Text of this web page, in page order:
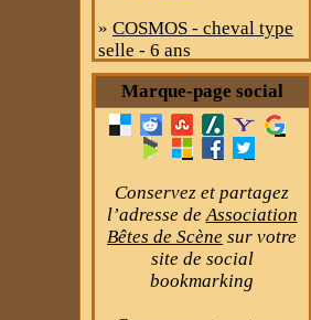
selle - 6 ans
Mar 3 Avr 2018 - 21:04
parlavande
»HAROLD DE
HOUILLARD - poney
français de selle - 23 ans
parsoaz
»Gamelle, Mâle européen
(01/03/2017) [en FA en
vue d'adoption]
Marque-page social
Conservez et partagez
l’adresse deAssociation
Bêtes de Scène sur votre
site de social
bookmarking